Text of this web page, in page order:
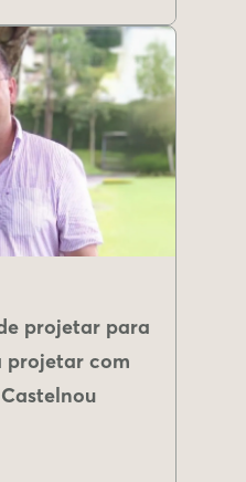
projetar para
projetar com